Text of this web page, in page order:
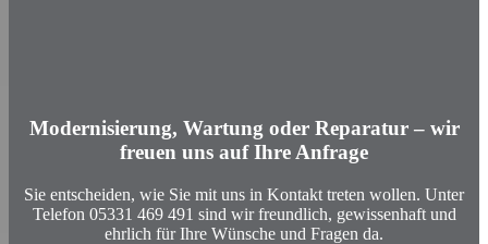
Modernisierung, Wartung oder Reparatur – wir
freuen uns auf Ihre Anfrage
Sie entscheiden, wie Sie mit uns in Kontakt treten wollen. Unter
Telefon 05331 469 491 sind wir freundlich, gewissenhaft und
ehrlich für Ihre Wünsche und Fragen da.